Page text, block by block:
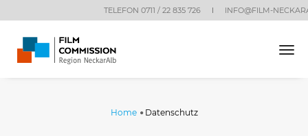
TELEFON 0711 / 22 835 726 INFO@FILM-
Home Datenschutz